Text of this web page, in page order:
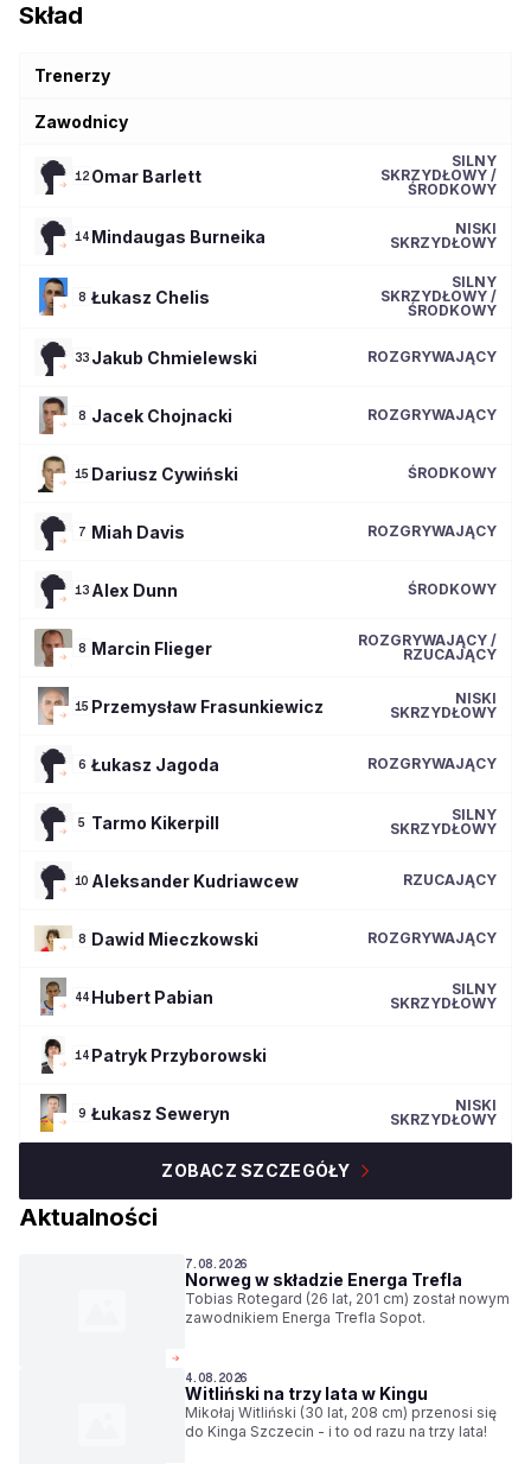
Skład
Trenerzy
Zawodnicy
12 Omar Barlett
SILNY
SKRZYDŁOWY /
ŚRODKOWY
14 Mindaugas Burneika
NISKI
SKRZYDŁOWY
8 Łukasz Chelis
SILNY
SKRZYDŁOWY /
ŚRODKOWY
33 Jakub Chmielewski ROZGRYWAJĄCY
8 Jacek Chojnacki ROZGRYWAJĄCY
15 Dariusz Cywiński ŚRODKOWY
7 Miah Davis ROZGRYWAJĄCY
13 Alex Dunn ŚRODKOWY
8 Marcin Flieger
ROZGRYWAJĄCY /
RZUCAJĄCY
15 Przemysław Frasunkiewicz
NISKI
SKRZYDŁOWY
6 Łukasz Jagoda ROZGRYWAJĄCY
5 Tarmo Kikerpill
SILNY
SKRZYDŁOWY
10 Aleksander Kudriawcew RZUCAJĄCY
8 Dawid Mieczkowski ROZGRYWAJĄCY
44 Hubert Pabian
SILNY
SKRZYDŁOWY
14 Patryk Przyborowski
9 Łukasz Seweryn
NISKI
SKRZYDŁOWY
ZOBACZ SZCZEGÓŁY
Aktualności
7.08.2026
Norweg w składzie Energa Trefla
Tobias Rotegard (26 lat, 201 cm) został nowym
zawodnikiem Energa Trefla Sopot.
4.08.2026
Witliński na trzy lata w Kingu
Mikołaj Witliński (30 lat, 208 cm) przenosi się
do Kinga Szczecin - i to od razu na trzy lata!